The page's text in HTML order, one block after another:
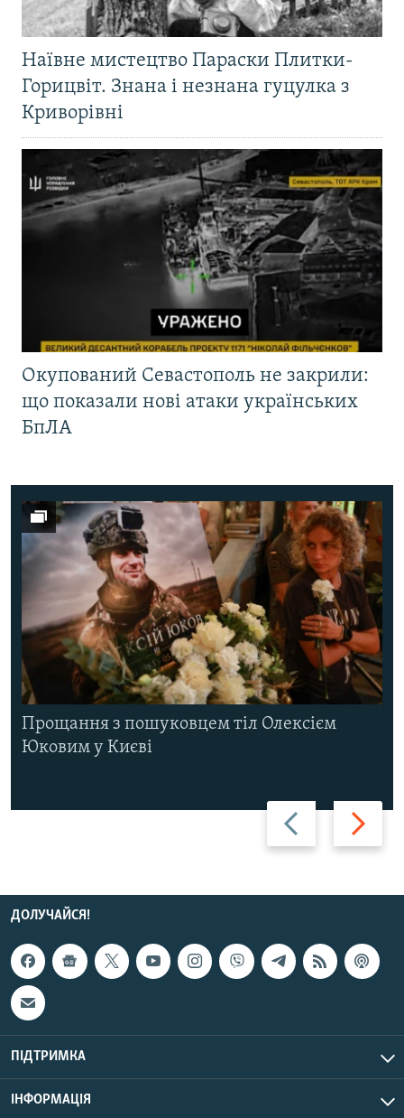
Наївне мистецтво Параски Плитки-
Горицвіт. Знана і незнана гуцулка з
Криворівні
Окупований Севастополь не закрили:
що показали нові атаки українських
БпЛА
Назад Вперед
Прощання з пошуковцем тіл Олексієм
Юковим у Києві
ДОЛУЧАЙСЯ!
ПІДТРИМКА
ІНФОРМАЦІЯ